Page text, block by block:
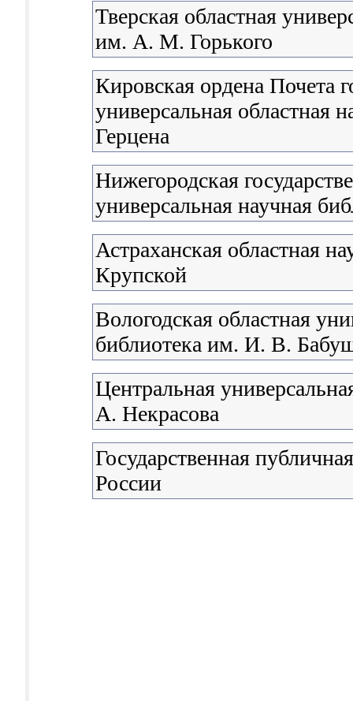
Тверская областная
им. А. М. Горького
Кировская ордена Почета
универсальная областная
Герцена
Нижегородская
универсальная научная
Астраханская областная
Крупской
Вологодская областная
библиотека им. И. В.
Центральная
А. Некрасова
Государственная
России